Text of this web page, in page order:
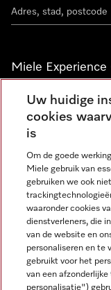
Miele Experience
Vind jouw Miele
Nieuwsbrief
Miele op Instagram
Miele opMiele
Uw huidige
cookies
is
Om de goede
Miele gebruik van
gebruiken we ook
waaronder cookies
dienstverleners, die
van de website en
personaliseren en te
gebruikt voor het
van een
personalisatie")